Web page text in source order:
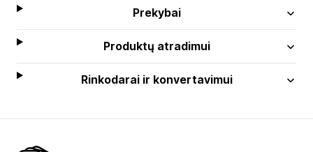
Prekybai
Produktų atradimui
Rinkodarai ir konvertavimui